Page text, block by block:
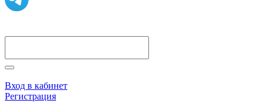
Вход в кабинет
Регистрация